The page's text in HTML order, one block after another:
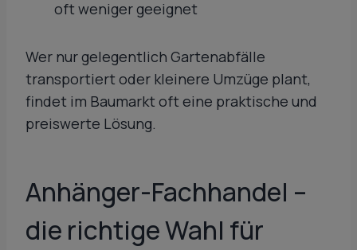
oft weniger geeignet
Wer nur gelegentlich Gartenabfälle
transportiert oder kleinere Umzüge plant,
findet im Baumarkt oft eine praktische und
preiswerte Lösung.
Anhänger-Fachhandel –
die richtige Wahl für